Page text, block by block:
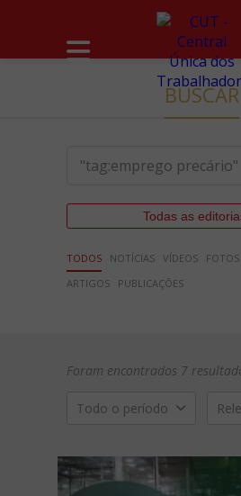
BUSCAR
Todas as
TODOS NOTÍCIAS VÍDEOS FOTOS
ARTIGOS
PUBLICAÇÕES
Foram encontrados 7
Todo o período